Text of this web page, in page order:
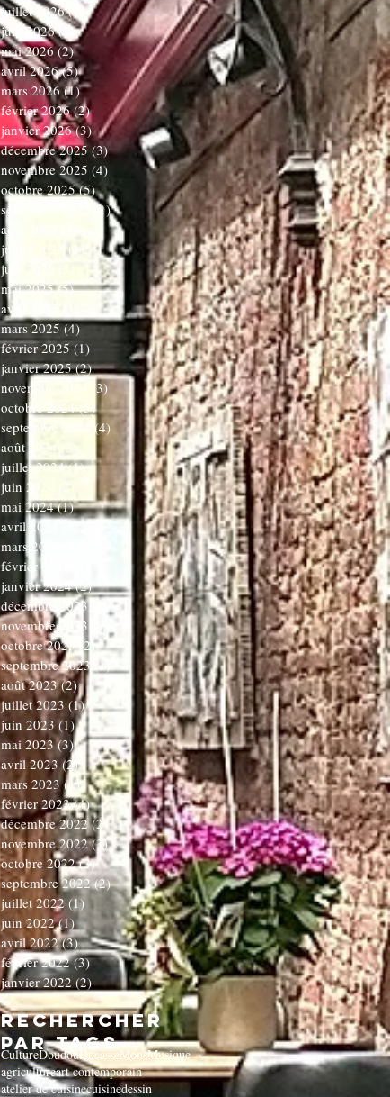
juillet 2026 (1)1 post
juin 2026 (3)3 posts
mai 2026 (2)2 posts
avril 2026 (5)5 posts
mars 2026 (1)1 post
février 2026 (2)2 posts
janvier 2026 (3)3 posts
décembre 2025 (3)3 posts
novembre 2025 (4) 4 posts
octobre 2025 (5)5 posts
septembre 2025
(1)1 post
août 2025
3 posts
juillet 2025 (1)
1 post
juin 2025
(5) 5 posts
mai 2025 (5)5 posts
avril 2025
3 posts
mars 2025 (4)4 posts
février 2025 (1)
janvier 2025 (2)2 posts
novembre 2024 (3) 3 posts
octobre 2024 (5)5 posts
septembre 2024 (4) 4 posts
août 2024 (3) 3 posts
juillet 2024 (1)1 post
juin 2024 (2) 2 posts
mai 2024 (1)1 post
avril 2024 (3)3 posts
mars 2024
février 2024
janvier 2024 (2)2 posts
décembre 2023 (1)
1 post
novembre 2023
(6)
6 posts
octobre 2023 (2)2 posts
septembre 2023 (1)
août 2023 (2)2 posts
juillet 2023 (1)1 post
juin 2023 (1)1 post
mai 2023 (3)3 posts
avril 2023 (2)2 posts
mars 2023 (1)1 post
février 2023 (4)4 posts
décembre 2022 (2)2 posts
novembre 2022 (3)3 posts
octobre 2022 (3)3 posts
septembre 2022 (2)2 posts
juillet 2022 (1) 1 post
juin 2022 (1)1 post
avril 2022 (3)3 posts
février 2022 (3)3 posts
janvier 2022 (2)2 posts
Rechercher
par Tags
CultureDoudouDucasseMonsMusique
agricultureart contemporain
atelier de cuisinecuisinedessin